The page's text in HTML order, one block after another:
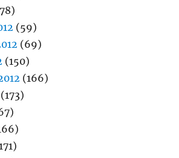
(59)
(69)
(150)
(166)
(173)